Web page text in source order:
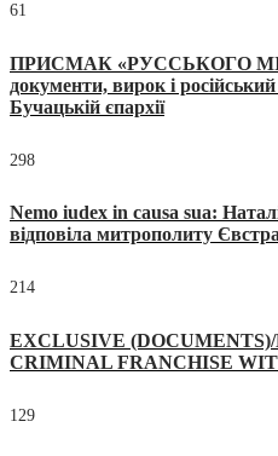
61
ПРИСМАК «РУССЬКОГО
документи, вирок і
Бучацькій єпархії
298
Nemo iudex in causa sua:
відповіла митрополиту
214
EXCLUSIVE
CRIMINAL FRANCHISE
129